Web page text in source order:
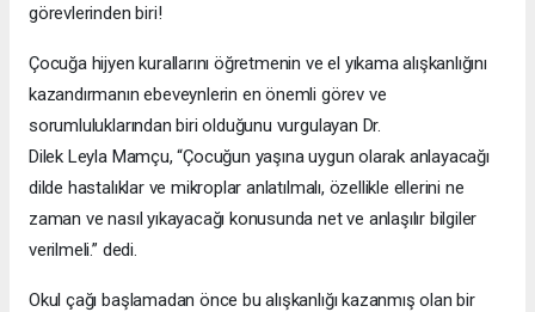
görevlerinden biri!
Çocuğa hijyen kurallarını öğretmenin ve el yıkama alışkanlığını
kazandırmanın ebeveynlerin en önemli görev ve
sorumluluklarından biri olduğunu vurgulayan Dr.
Dilek Leyla Mamçu, “Çocuğun yaşına uygun olarak anlayacağı
dilde hastalıklar ve mikroplar anlatılmalı, özellikle ellerini ne
zaman ve nasıl yıkayacağı konusunda net ve anlaşılır bilgiler
verilmeli.” dedi.
Okul çağı başlamadan önce bu alışkanlığı kazanmış olan bir